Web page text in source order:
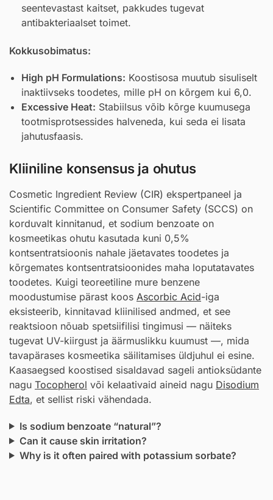
seentevastast kaitset, pakkudes tugevat
antibakteriaalset toimet.
Kokkusobimatus:
High pH Formulations: Koostisosa muutub sisuliselt
inaktiivseks toodetes, mille pH on kõrgem kui 6,0.
Excessive Heat: Stabiilsus võib kõrge kuumusega
tootmisprotsessides halveneda, kui seda ei lisata
jahutusfaasis.
Kliiniline konsensus ja ohutus
Cosmetic Ingredient Review (CIR) ekspertpaneel ja
Scientific Committee on Consumer Safety (SCCS) on
korduvalt kinnitanud, et sodium benzoate on
kosmeetikas ohutu kasutada kuni 0,5%
kontsentratsioonis nahale jäetavates toodetes ja
kõrgemates kontsentratsioonides maha loputatavates
toodetes. Kuigi teoreetiline mure benzene
moodustumise pärast koos Ascorbic Acid-iga
eksisteerib, kinnitavad kliinilised andmed, et see
reaktsioon nõuab spetsiifilisi tingimusi — näiteks
tugevat UV-kiirgust ja äärmuslikku kuumust —, mida
tavapärases kosmeetika säilitamises üldjuhul ei esine.
Kaasaegsed koostised sisaldavad sageli antioksüdante
nagu Tocopherol või kelaativaid aineid nagu Disodium
Edta, et sellist riski vähendada.
Is sodium benzoate “natural”?
Can it cause skin irritation?
Why is it often paired with potassium sorbate?